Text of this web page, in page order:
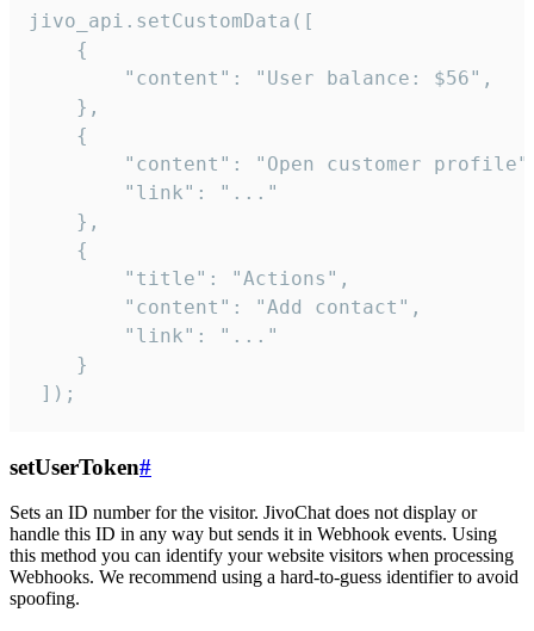
jivo_api.setCustomData([
    {
        "content": "User balance: $56",
    },
    {
"content": "Open customer
        "link": "..."
    },
    {
        "title": "Actions",
        "content": "Add contact",
        "link": "..."
    }
]);
setUserToken#
Sets an ID number for the visitor. JivoChat does not display or
handle this ID in any way but sends it in Webhook events. Using
this method you can identify your website visitors when processing
Webhooks. We recommend using a hard-to-guess identifier to avoid
spoofing.